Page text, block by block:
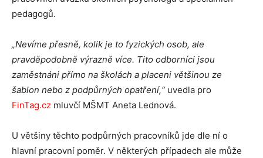
pedagogů.
„Nevíme přesně, kolik je to fyzických osob, ale
pravděpodobně výrazně více. Tito odborníci jsou
zaměstnáni přímo na školách a placeni většinou ze
šablon nebo z podpůrných opatření,“ uvedla pro
FinTag.cz mluvčí MŠMT Aneta Lednová.
U většiny těchto podpůrných pracovníků jde dle ní o
hlavní pracovní poměr. V některých případech ale může